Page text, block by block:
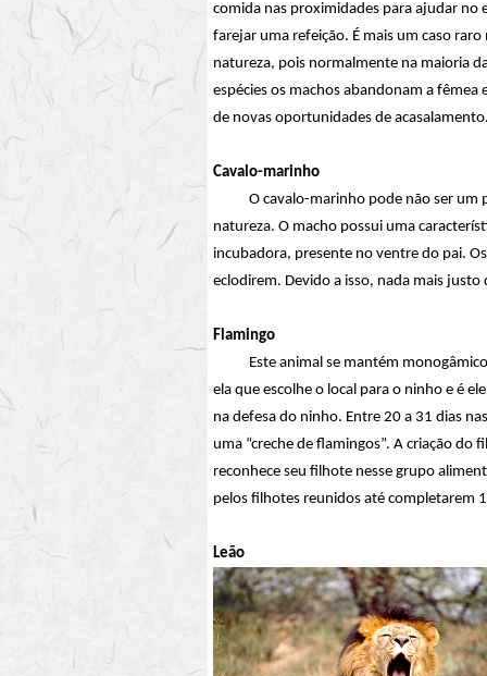
comida nas proximidades para ajudar no
farejar uma refeição. É mais um caso raro
natureza, pois normalmente na maioria
espécies os machos abandonam a fêmea
de novas oportunidades de
Cavalo-marinho
O cavalo-marinho pode não ser um
natureza. O macho possui uma
incubadora, presente no ventre do pai.
eclodirem. Devido a isso, nada mais
Flamingo
Este animal se mantém monogâmico
ela que escolhe o local para o ninho e é
na defesa do ninho. Entre 20 a 31 dias
uma “creche de flamingos”. A criação
reconhece seu filhote nesse grupo
pelos filhotes reunidos até completarem
Leão